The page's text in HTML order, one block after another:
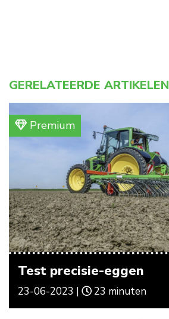
GERELATEERDE ARTIKELEN
Premium
Test precisie-eggen
23-06-2023 | 23 minuten